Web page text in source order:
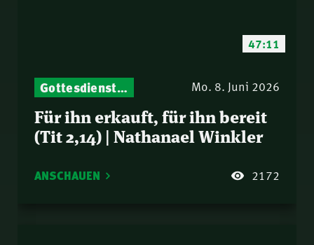
47:11
Gottesdienst-Botschaften – Jeden Sonntag neu: Aktuelle Predigten vom Mitternachtsruf Mo. 8. Juni 2026
Für ihn erkauft, für ihn bereit
(Tit 2,14) | Nathanael Winkler
ANSCHAUEN 2172